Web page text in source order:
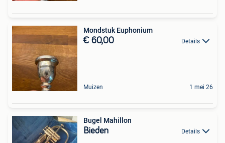
Mondstuk Euphonium
€ 60,00 Details
Muizen 1 mei 26
Bugel Mahillon
Bieden Details